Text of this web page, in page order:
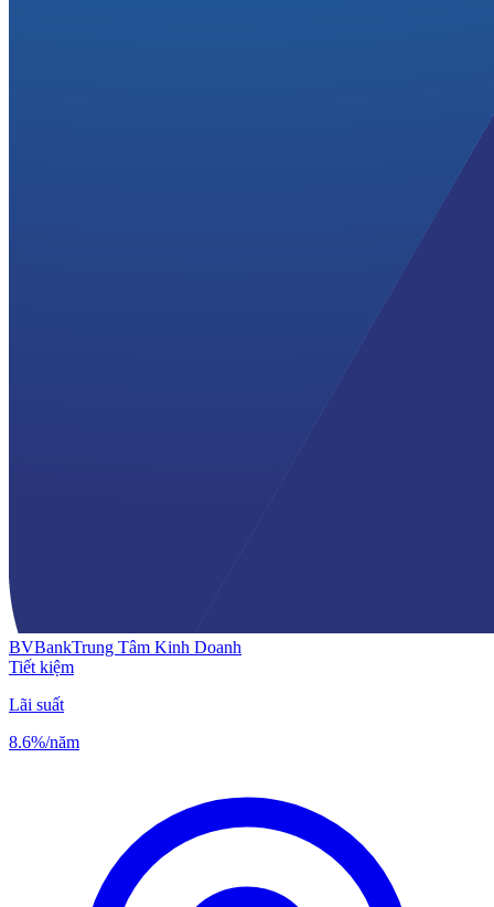
BVBankTrung Tâm Kinh Doanh
Tiết kiệm
Lãi suất
8.6%/năm